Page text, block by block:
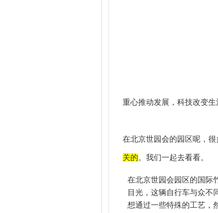
重心推动发展，科技改变生
在北京世园会的园区呢，
关的。我们一起去看看。
在北京世园会园区的国际
目光，这辆自行车与众不
想通过一些特殊的工艺，